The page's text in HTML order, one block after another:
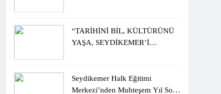
“TARİHİNİ BİL, KÜLTÜRÜNÜ
YAŞA, SEYDİKEMER’İ
Seydikemer Halk Eğitimi
Merkezi’nden Muhteşem Yıl Sonu